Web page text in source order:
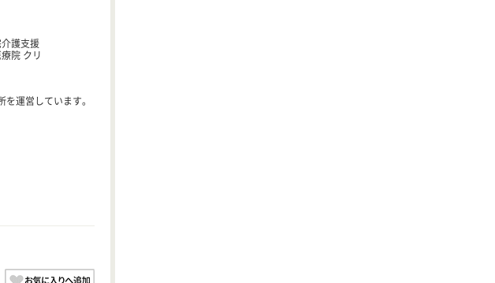
護支援
院 クリ
運営しています。